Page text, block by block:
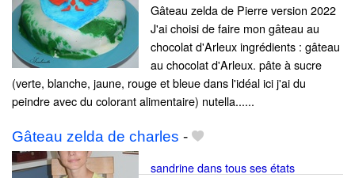
Gâteau zelda de Pierre version 2022
J'ai choisi de faire mon gâteau au
chocolat d'Arleux ingrédients : gâteau
au chocolat d'Arleux. pâte à sucre
(verte, blanche, jaune, rouge et bleue dans l'idéal ici j'ai du
peindre avec du colorant alimentaire) nutella......
Gâteau zelda de charles -
sandrine dans tous ses états